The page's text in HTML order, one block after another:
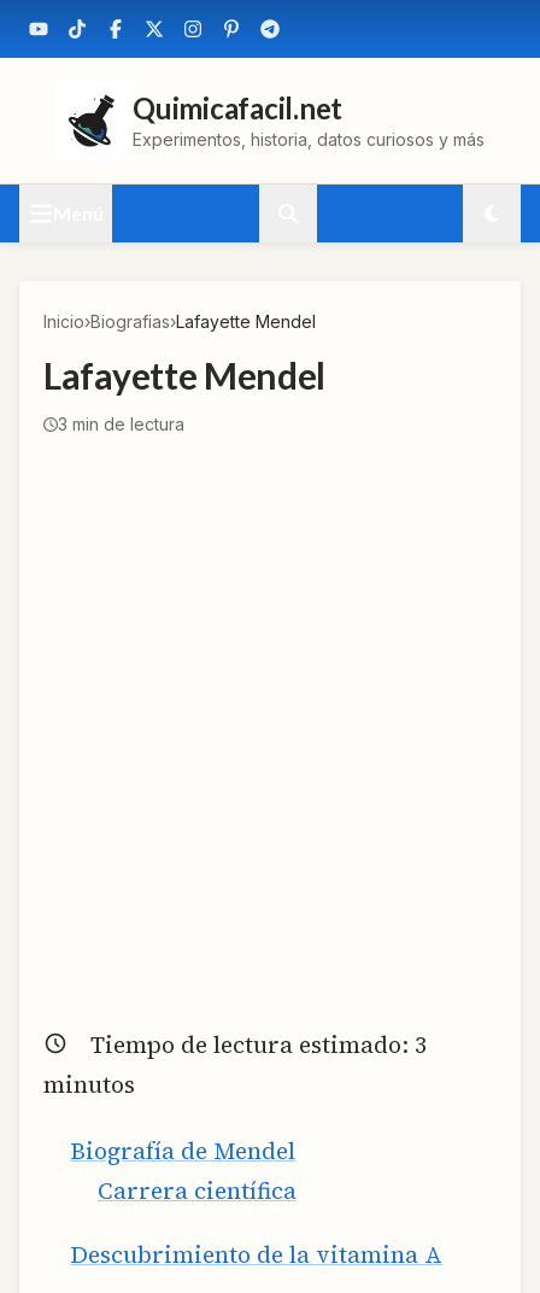
Quimicafacil.net
Experimentos, historia, datos curiosos y más
Inicio›Biografias›Lafayette Mendel
Lafayette Mendel
3 min de lectura
Tiempo de lectura estimado: 3
minutos
Biografía de Mendel
Carrera científica
Descubrimiento de la vitamina A